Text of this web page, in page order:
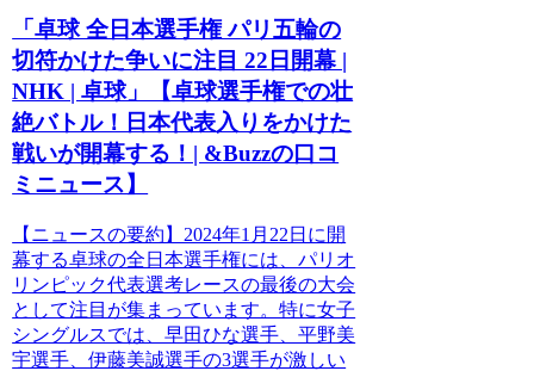
「卓球 全日本選手権 パリ五輪の
切符かけた争いに注目 22日開幕 |
NHK | 卓球」【卓球選手権での壮
絶バトル！日本代表入りをかけた
戦いが開幕する！| &Buzzの口コ
ミニュース】
【ニュースの要約】2024年1月22日に開
幕する卓球の全日本選手権には、パリオ
リンピック代表選考レースの最後の大会
として注目が集まっています。特に女子
シングルスでは、早田ひな選手、平野美
宇選手、伊藤美誠選手の3選手が激しい